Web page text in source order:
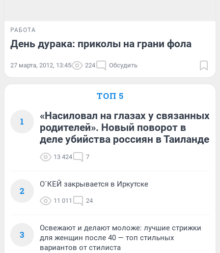
РАБОТА
День дурака: приколы на грани фола
27 марта, 2012, 13:45 224 Обсудить
ТОП 5
1
«Насиловал на глазах у связанных
родителей». Новый поворот в
деле убийства россиян в Таиланде
13 424 7
2
О`КЕЙ закрывается в Иркутске
11 011 24
3
Освежают и делают моложе: лучшие стрижки
для женщин после 40 — топ стильных
вариантов от стилиста